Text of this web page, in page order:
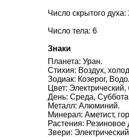
Число скрытого духа:
Число тела: 6
Знаки
Планета: Уран.
Стихия: Воздух,
Зодиак: Козерог,
Цвет:
День: Среда,
Металл: Алюминий.
Минерал: Аметист,
Растения: Резиновое
Звери: Электрический